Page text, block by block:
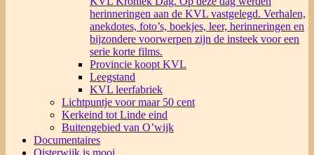
herinneringen aan de KVL vastgelegd. Verhalen,
anekdotes, foto’s, boekjes, leer, herinneringen en
bijzondere voorwerpen zijn de insteek voor een
serie korte films.
Provincie koopt KVL
Leegstand
KVL leerfabriek
Lichtpuntje voor maar 50 cent
Kerkeind tot Linde eind
Buitengebied van O’wijk
Documentaires
Oisterwijk is mooi